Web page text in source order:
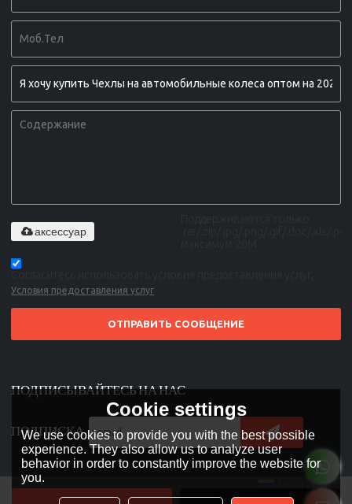
аксессуар
Условия предоставления услуг
ОТПРАВИТЬ СООБЩЕНИЕ
ПОДПИСЫВАЙТЕСЬ НА НАС
ПОДПИСКА
Русский
Cookie settings
We use cookies to provide you with the best possible
experience. They also allow us to analyze user
behavior in order to constantly improve the website for
you.